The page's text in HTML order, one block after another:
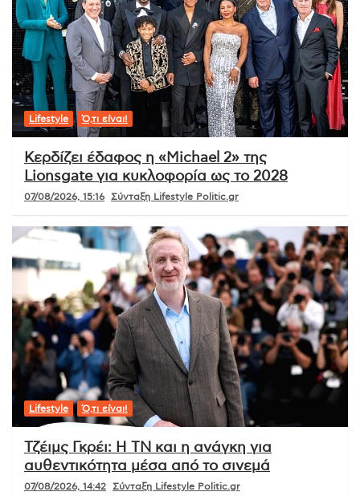
Lifestyle Ό,τι είναι!
Κερδίζει έδαφος η «Michael 2» της
Lionsgate για κυκλοφορία ως το 2028
07/08/2026, 15:16 Σύνταξη Lifestyle Politic.gr
Lifestyle Ό,τι είναι!
Τζέιμς Γκρέι: Η ΤΝ και η ανάγκη για
αυθεντικότητα μέσα από το σινεμά
07/08/2026, 14:42 Σύνταξη Lifestyle Politic.gr